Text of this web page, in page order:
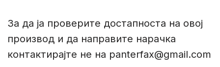
За да ја проверите достапноста на овој
производ и да направите нарачка
контактирајте не на panterfax@gmail.com